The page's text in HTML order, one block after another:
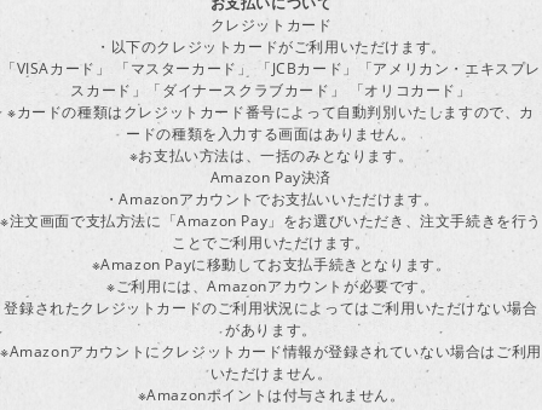
クレジットカード
・以下のクレジットカードがご利用いただけます。
「VISAカード」 「マスターカード」 「JCBカード」「アメリカン・エキスプレ
スカード」「ダイナースクラブカード」 「オリコカード」
※カードの種類はクレジットカード番号によって自動判別いたしますので、カ
ードの種類を入力する画面はありません。
※お支払い方法は、一括のみとなります。
Amazon Pay決済
・Amazonアカウントでお支払いいただけます。
※注文画面で支払方法に「Amazon Pay」をお選びいただき、注文手続きを行う
ことでご利用いただけます。
※Amazon Payに移動してお支払手続きとなります。
※ご利用には、Amazonアカウントが必要です。
登録されたクレジットカードのご利用状況によってはご利用いただけない場合
があります。
※Amazonアカウントにクレジットカード情報が登録されていない場合はご利用
いただけません。
※Amazonポイントは付与されません。